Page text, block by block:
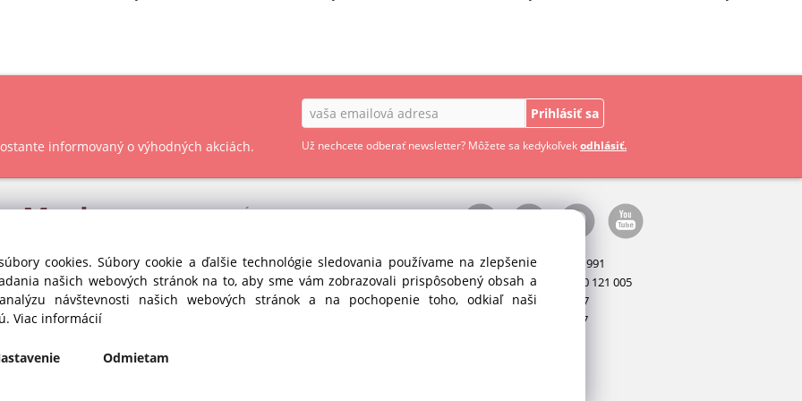
informovaný o výhodných akciách.
Prihlásiť sa
Už nechcete odberať newsletter? Môžete sa kedykoľvekodhlásiť.
Market
pri Dunaji (SC)
OBCHODNÉ PODMIENKY - SPOTREBITEĽ
OCHRANA OSOBNÝCH ÚDAJOV GDPR
Manažér:+421 911 031 991
Príslušenstvo:
+421 910 121 005
Stroje:+421 903 404 067
+421 903 404 047
cookies. Súbory cookie a ďalšie technológie sledovania používame na zlepšenie
našich webových stránok na to, aby sme vám zobrazovali prispôsobený obsah a
návštevnosti našich webových stránok a na pochopenie toho, odkiaľ naši
Viac informácií
Odmietam